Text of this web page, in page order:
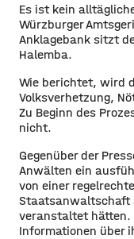
​​Es ist kein
Würzburger
Anklagebank sitzt
Halemba.
​Wie berichtet, wird
Volksverhetzung,
Zu Beginn des
nicht.
​Gegenüber der
Anwälten ein
von einer
Staatsanwaltschaft
veranstaltet hätten.
Informationen über